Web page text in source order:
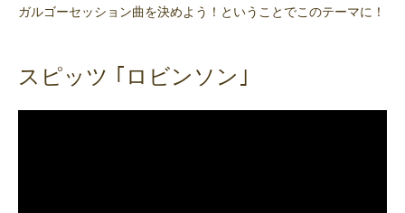
ガルゴーセッション曲を決めよう！ということでこのテーマに！
スピッツ ｢ロビンソン｣